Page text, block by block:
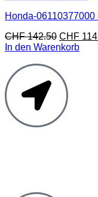
Honda-
CHF142.50 CHF
In den Warenkorb